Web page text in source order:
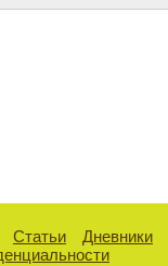
Статьи
Дневники